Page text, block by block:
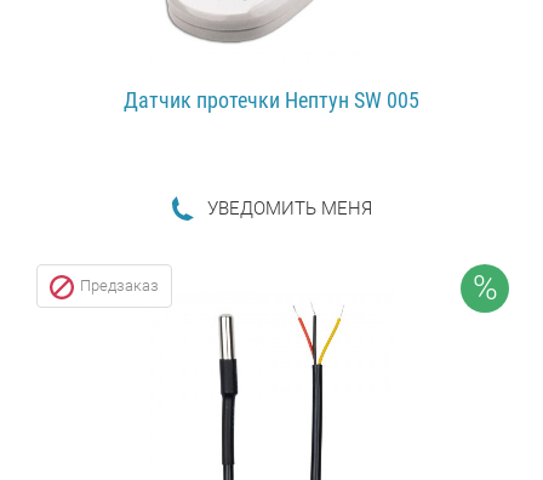
Датчик протечки Нептун SW 005
УВЕДОМИТЬ МЕНЯ
%
Предзаказ